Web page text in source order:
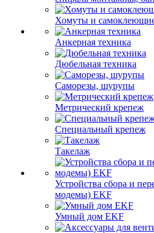
Хомуты и
Анкерная техника
Дюбельная техника
Саморезы, шурупы
Метрический крепеж
Специальный крепеж
Такелаж
Устройства сбора и
модемы) EKF
Умный дом EKF